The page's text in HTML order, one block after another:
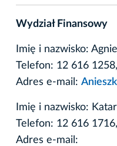
Wydział Finansowy
Imię i nazwisko:
Telefon: 12 616
Adres e-mail:
Imię i nazwisko:
Telefon: 12 616
Adres e-mail: